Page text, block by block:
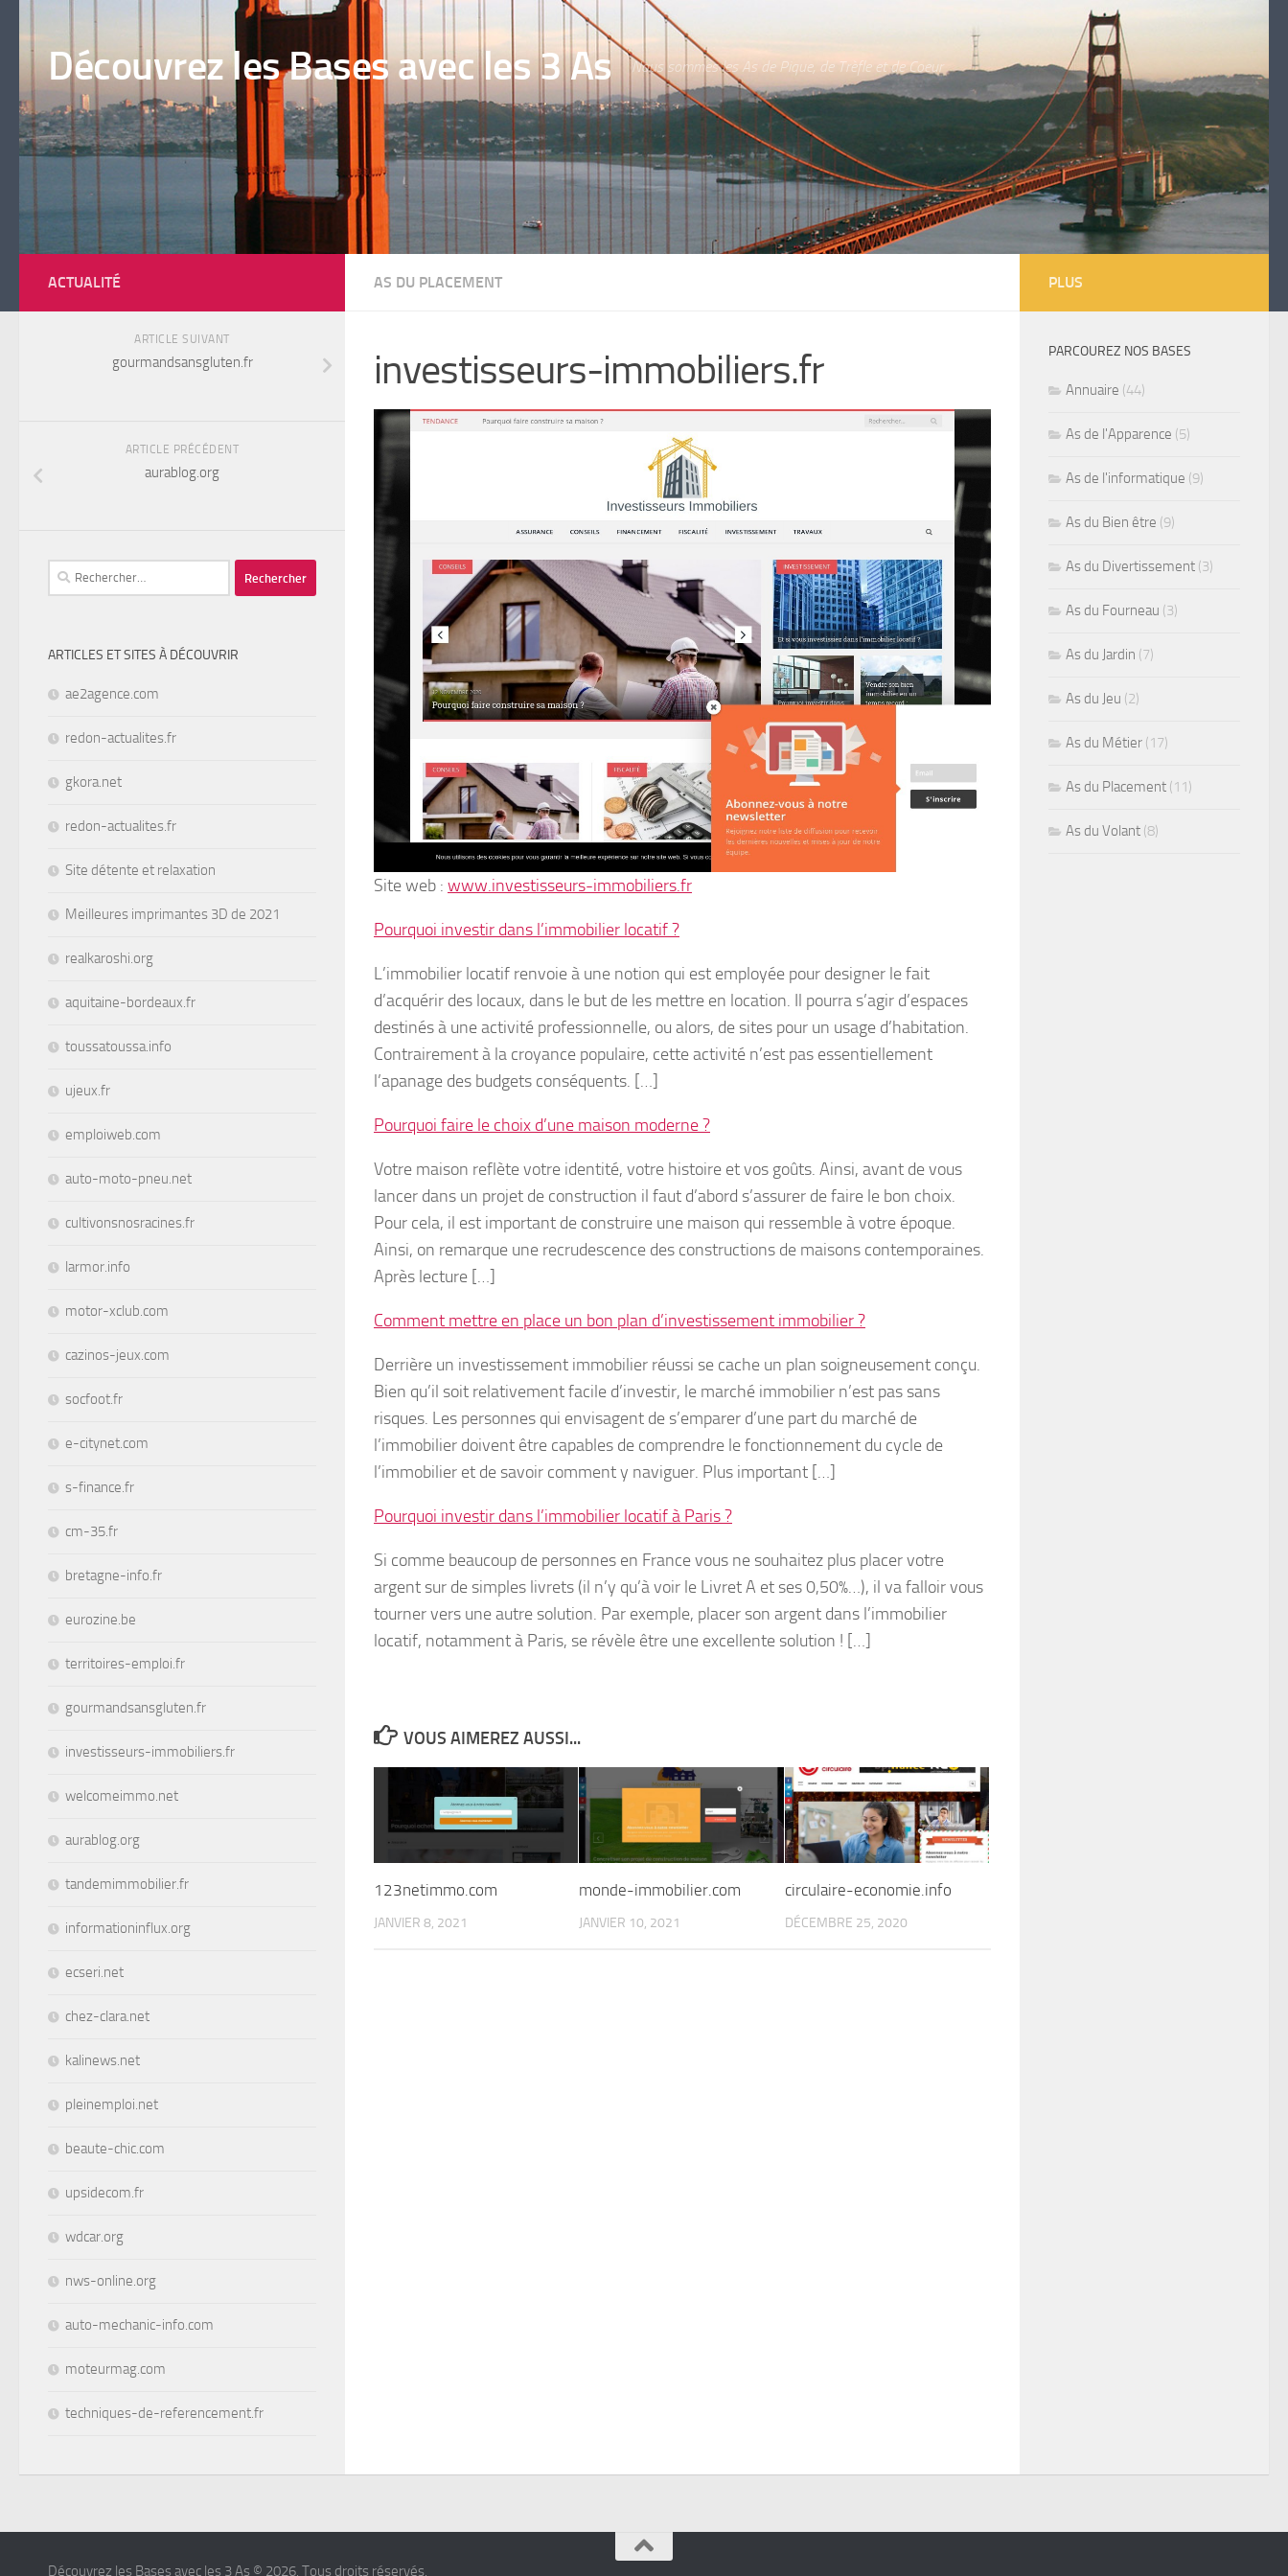
Skip to content
Découvrez les Bases avec les 3 As Nous sommes les As de Pique, de Trèfle et de Coeur
AS DU PLACEMENT
investisseurs-immobiliers.fr
Site web : www.investisseurs-immobiliers.fr
Pourquoi investir dans l’immobilier locatif ?
L’immobilier locatif renvoie à une notion qui est employée pour designer le fait
d’acquérir des locaux, dans le but de les mettre en location. Il pourra s’agir d’espaces
destinés à une activité professionnelle, ou alors, de sites pour un usage d’habitation.
Contrairement à la croyance populaire, cette activité n’est pas essentiellement
l’apanage des budgets conséquents. […]
Pourquoi faire le choix d’une maison moderne ?
Votre maison reflète votre identité, votre histoire et vos goûts. Ainsi, avant de vous
lancer dans un projet de construction il faut d’abord s’assurer de faire le bon choix.
Pour cela, il est important de construire une maison qui ressemble à votre époque.
Ainsi, on remarque une recrudescence des constructions de maisons contemporaines.
Après lecture […]
Comment mettre en place un bon plan d’investissement immobilier ?
Derrière un investissement immobilier réussi se cache un plan soigneusement conçu.
Bien qu’il soit relativement facile d’investir, le marché immobilier n’est pas sans
risques. Les personnes qui envisagent de s’emparer d’une part du marché de
l’immobilier doivent être capables de comprendre le fonctionnement du cycle de
l’immobilier et de savoir comment y naviguer. Plus important […]
Pourquoi investir dans l’immobilier locatif à Paris ?
Si comme beaucoup de personnes en France vous ne souhaitez plus placer votre
argent sur de simples livrets (il n’y qu’à voir le Livret A et ses 0,50%…), il va falloir vous
tourner vers une autre solution. Par exemple, placer son argent dans l’immobilier
locatif, notamment à Paris, se révèle être une excellente solution ! […]
VOUS AIMEREZ AUSSI...
123netimmo.com
JANVIER 8, 2021
monde-immobilier.com
JANVIER 10, 2021
circulaire-economie.info
DÉCEMBRE 25, 2020
ACTUALITÉ
ARTICLE SUIVANT
gourmandsansgluten.fr
ARTICLE PRÉCÉDENT
aurablog.org
Rechercher :
ARTICLES ET SITES À DÉCOUVRIR
ae2agence.com
redon-actualites.fr
gkora.net
redon-actualites.fr
Site détente et relaxation
Meilleures imprimantes 3D de 2021
realkaroshi.org
aquitaine-bordeaux.fr
toussatoussa.info
ujeux.fr
emploiweb.com
auto-moto-pneu.net
cultivonsnosracines.fr
larmor.info
motor-xclub.com
cazinos-jeux.com
socfoot.fr
e-citynet.com
s-finance.fr
cm-35.fr
bretagne-info.fr
eurozine.be
territoires-emploi.fr
gourmandsansgluten.fr
investisseurs-immobiliers.fr
welcomeimmo.net
aurablog.org
tandemimmobilier.fr
informationinflux.org
ecseri.net
chez-clara.net
kalinews.net
pleinemploi.net
beaute-chic.com
upsidecom.fr
wdcar.org
nws-online.org
auto-mechanic-info.com
moteurmag.com
techniques-de-referencement.fr
PLUS
PARCOUREZ NOS BASES
Annuaire (44)
As de l'Apparence (5)
As de l'informatique (9)
As du Bien être (9)
As du Divertissement (3)
As du Fourneau (3)
As du Jardin (7)
As du Jeu (2)
As du Métier (17)
As du Placement (11)
As du Volant (8)
Découvrez les Bases avec les 3 As © 2026. Tous droits réservés.